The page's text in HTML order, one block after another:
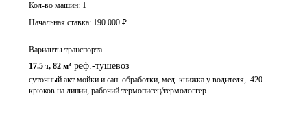
Кол-во машин: 1
Начальная ставка: 190 000 ₽
Варианты транспорта
17.5 т, 82 м³ реф.-тушевоз
суточный акт мойки и сан. обработки, мед. книжка у водителя,  420
крюков на линии, рабочий термописец/термологгер